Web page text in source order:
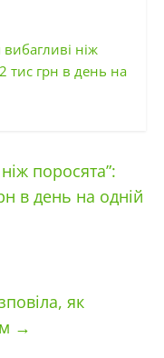
ніж
тис грн в день на
поросята”:
в день на одній
як
→